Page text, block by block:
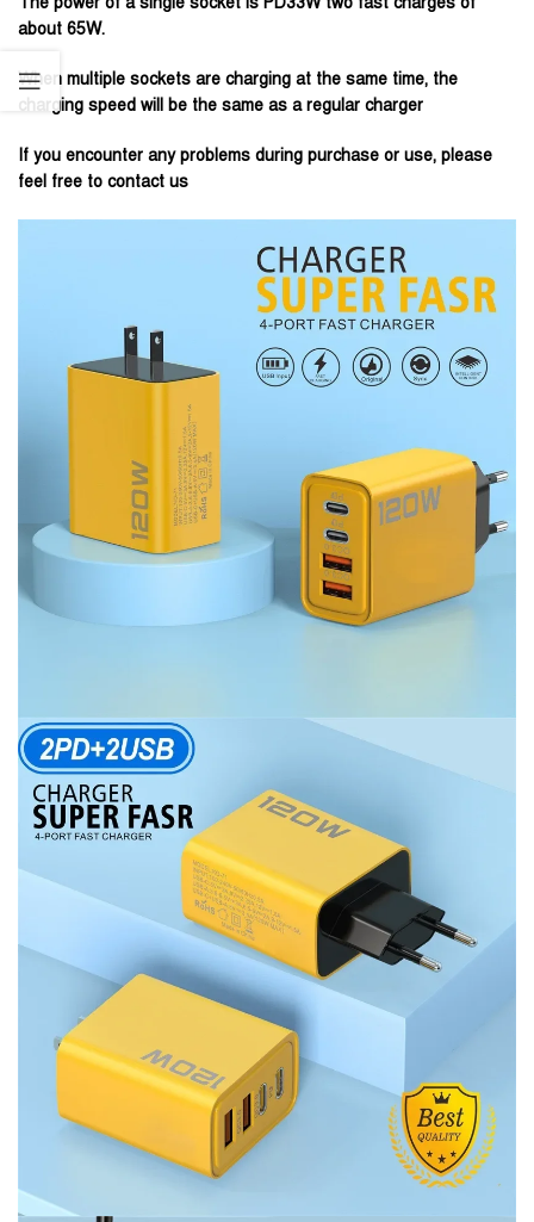
about 65W.
When multiple sockets are charging at the same time, the
charging speed will be the same as a regular charger
If you encounter any problems during purchase or use, please
feel free to contact us